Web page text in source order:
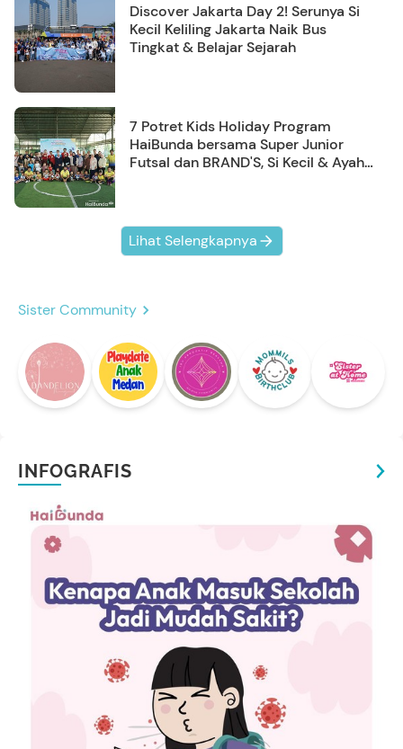
Discover Jakarta Day 2! Serunya Si
Kecil Keliling Jakarta Naik Bus
Tingkat & Belajar Sejarah
7 Potret Kids Holiday Program
HaiBunda bersama Super Junior
Futsal dan BRAND'S, Si Kecil & Ayah
Lihat Selengkapnya
Sister Community
INFOGRAFIS